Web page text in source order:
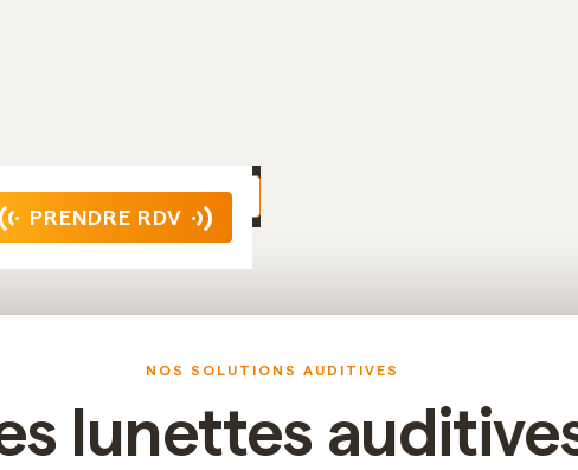
Découvrir nos centres
PRENDRE RDV
Note moyenne sur 2148 avis
NOS SOLUTIONS AUDITIVES
lunettes